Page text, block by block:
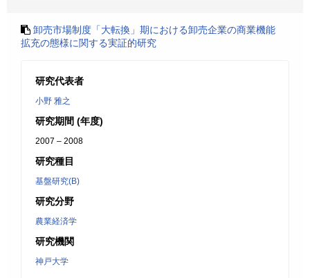
卸売市場制度「大転換」期における卸売企業の商業機能
拡充の態様に関する実証的研究
研究代表者
小野 雅之
研究期間 (年度)
2007 – 2008
研究種目
基盤研究(B)
研究分野
農業経済学
研究機関
神戸大学